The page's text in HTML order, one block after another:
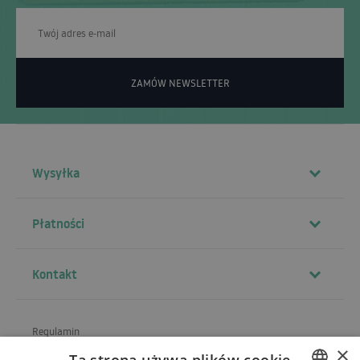
ZAMÓW NEWSLETTER
Wysyłka
Płatności
Kontakt
Regulamin
×